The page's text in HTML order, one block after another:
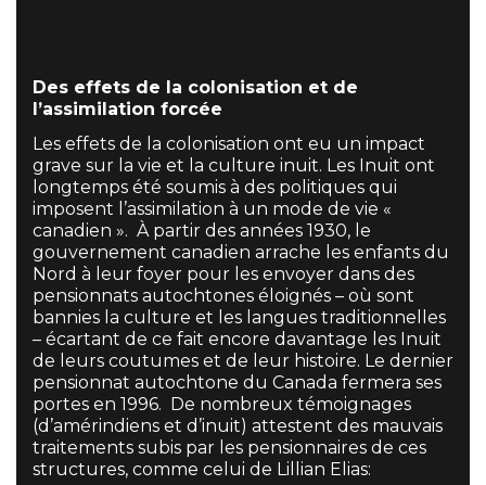
Des effets de la colonisation et de
l’assimilation forcée
Les effets de la colonisation ont eu un impact
grave sur la vie et la culture inuit. Les Inuit ont
longtemps été soumis à des politiques qui
imposent l’assimilation à un mode de vie «
canadien ». À partir des années 1930, le
gouvernement canadien arrache les enfants du
Nord à leur foyer pour les envoyer dans des
pensionnats autochtones éloignés – où sont
bannies la culture et les langues traditionnelles
– écartant de ce fait encore davantage les Inuit
de leurs coutumes et de leur histoire. Le dernier
pensionnat autochtone du Canada fermera ses
portes en 1996. De nombreux témoignages
(d’amérindiens et d’inuit) attestent des mauvais
traitements subis par les pensionnaires de ces
structures, comme celui de Lillian Elias: